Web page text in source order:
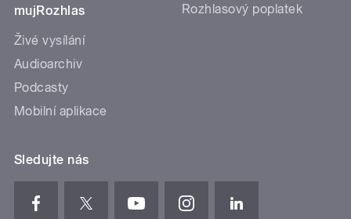
mujRozhlas
Živé vysílání
Audioarchiv
Podcasty
Mobilní aplikace
Rozhlasový poplatek
Sledujte nás